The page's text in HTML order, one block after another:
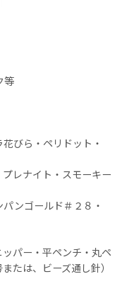
等
びら・ペリドット・
レナイト・スモーキー
ゴールド＃２８・
パー・平ペンチ・丸ペ
たは、ビーズ通し針）